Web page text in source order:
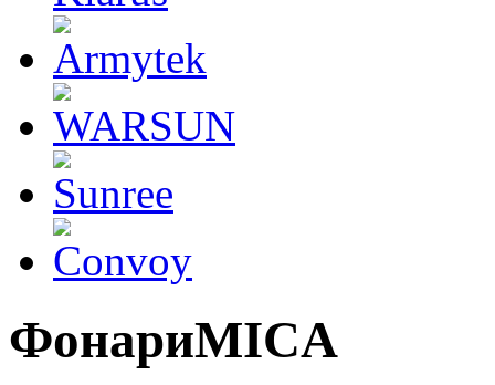
ФонариMICA